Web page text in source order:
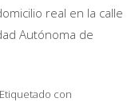
real en la calle
Autónoma de
Etiquetado con